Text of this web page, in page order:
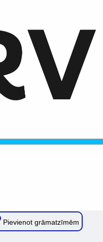
Pievienot grāmatzīmēm